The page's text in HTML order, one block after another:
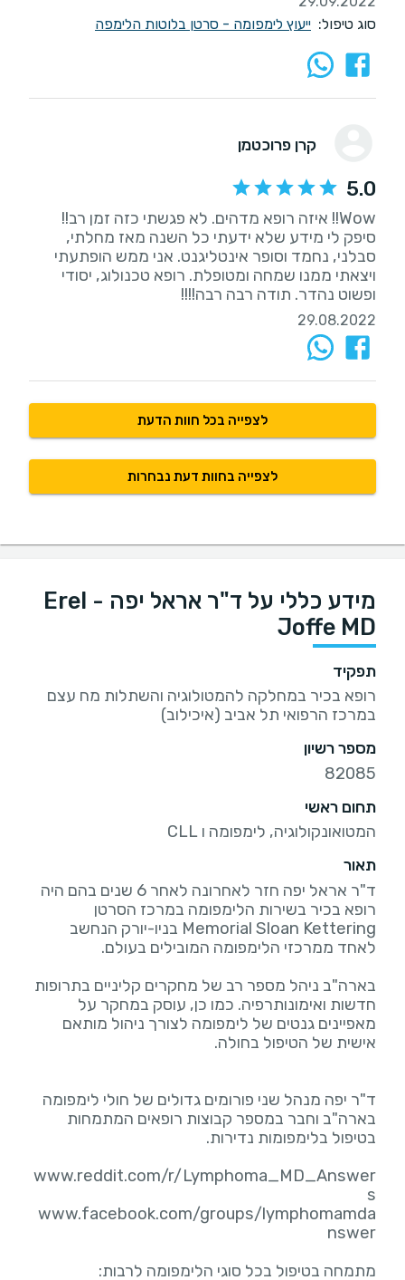
סוג טיפול: ייעוץ לימפומה - סרטן בלוטות הלימפה
קרן פרוכטמן
5.0
Wow!! איזה רופא מדהים. לא פגשתי כזה זמן רב!!
סיפק לי מידע שלא ידעתי כל השנה מאז מחלתי,
סבלני, נחמד וסופר אינטליגנט. אני ממש הופתעתי
ויצאתי ממנו שמחה ומטופלת. רופא טכנולוג, יסודי
ופשוט נהדר. תודה רבה רבה!!!!
29.08.2022
לצפייה בכל חוות הדעת
לצפייה בחוות דעת נבחרות
מידע כללי על ד"ר אראל יפה - Erel
Joffe MD
תפקיד
רופא בכיר במחלקה להמטולוגיה והשתלות מח עצם
במרכז הרפואי תל אביב (איכילוב)
מספר רשיון
82085
תחום ראשי
המטואונקולוגיה, לימפומה ו CLL
תאור
ד"ר אראל יפה חזר לאחרונה לאחר 6 שנים בהם היה
רופא בכיר בשירות הלימפומה במרכז הסרטן
Memorial Sloan Kettering בניו-יורק הנחשב
בארה"ב ניהל מספר רב של מחקרים קליניים בתרופות
חדשות ואימונותרפיה. כמו כן, עוסק במחקר על
מאפיינים גנטים של לימפומה לצורך ניהול מותאם
ד"ר יפה מנהל שני פורומים גדולים של חולי לימפומה
בארה"ב וחבר במספר קבוצות רופאים המתמחות
www.reddit.com/r/Lymphoma_MD_Answer
www.facebook.com/groups/lymphomamda